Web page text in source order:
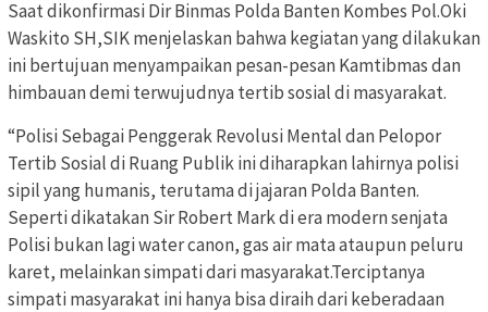
Saat dikonfirmasi Dir Binmas Polda Banten Kombes Pol.Oki
Waskito SH,SIK menjelaskan bahwa kegiatan yang dilakukan
ini bertujuan menyampaikan pesan-pesan Kamtibmas dan
himbauan demi terwujudnya tertib sosial di masyarakat.
“Polisi Sebagai Penggerak Revolusi Mental dan Pelopor
Tertib Sosial di Ruang Publik ini diharapkan lahirnya polisi
sipil yang humanis, terutama di jajaran Polda Banten.
Seperti dikatakan Sir Robert Mark di era modern senjata
Polisi bukan lagi water canon, gas air mata ataupun peluru
karet, melainkan simpati dari masyarakat.Terciptanya
simpati masyarakat ini hanya bisa diraih dari keberadaan